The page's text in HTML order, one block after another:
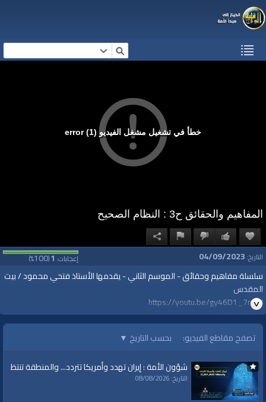
خطأ في تشغيل مشغل الفيديو (1) error
المفاهيم والحقائق ح3 : النظام الصحيح
إعجابات:1
(
100
%) التاريخ: 04/09/2023
سلسلة مفاهيم وحقائق - الموسم الثاني - يقدمها الأستاذ فتحي محمود / بيت
المقدس
https://youtu.be/gy46D1_7mE8
لمشاهدة المزيد
https://youtube.com/playlist?list=PLkxwrHhqWFA5PPsmL-
r_wzNLA8DafntuK
::: لا تنسوا الاشتراك في القناة وتفعيل زر الجرس ليصلكم الجديد دائمًا، ونرحب
بأسئلتكم واقتراحاتكم وآرائكم في التعليقات :::
#قناة_الواقية
تصفح مقاطع الفيديو: بحسب التاريخ ▼
شؤون الأمة : إيران تهدد وأمريكا تتردد... والمنطقة تنتظر
التاريخ: 08/08/2026